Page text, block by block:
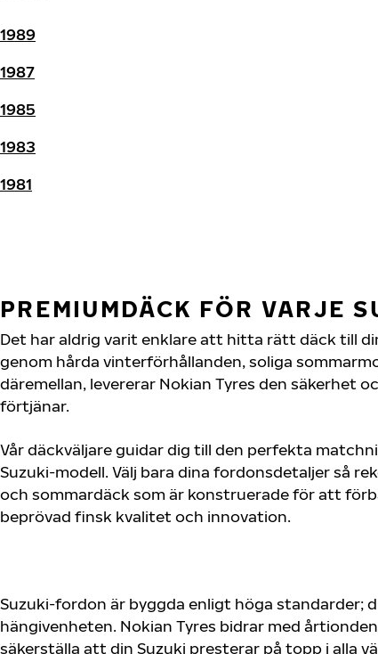
1989
1987
1985
1983
1981
PREMIUMDÄCK FÖR VARJE
Det har aldrig varit enklare att hitta rätt däck till
genom hårda vinterförhållanden, soliga
däremellan, levererar Nokian Tyres den säkerhet
förtjänar.
Vår däckväljare guidar dig till den perfekta
Suzuki-modell. Välj bara dina fordonsdetaljer så
och sommardäck som är konstruerade för att
beprövad finsk kvalitet och innovation.
Suzuki-fordon är byggda enligt höga standarder;
hängivenheten. Nokian Tyres bidrar med
säkerställa att din Suzuki presterar på topp i alla